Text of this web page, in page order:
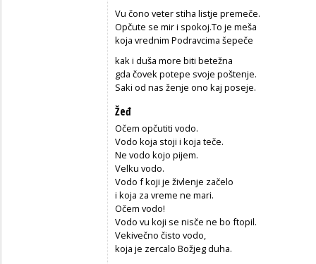
Vu čono veter stiha listje premeče.
Opčute se mir i spokoj.To je meša
koja vrednim Podravcima šepeče
kak i duša more biti betežna
gda čovek potepe svoje poštenje.
Saki od nas ženje ono kaj poseje.
Žeđ
Očem opčutiti vodo.
Vodo koja stoji i koja teče.
Ne vodo kojo pijem.
Velku vodo.
Vodo f koji je živlenje začelo
i koja za vreme ne mari.
Očem vodo!
Vodo vu koji se nisče ne bo ftopil.
Vekivečno čisto vodo,
koja je zercalo Božjeg duha.